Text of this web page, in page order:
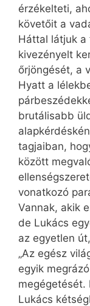
érzékelteti,
követőit a
Háttal látjuk
kivezényelt
őrjöngését, a
Hyatt a
brutálisabb
tagjaiban,
között
vonatkozó
Vannak, akik
de Lukács
az egyetlen
„Az egész
egyik
megégetését.
Lukács